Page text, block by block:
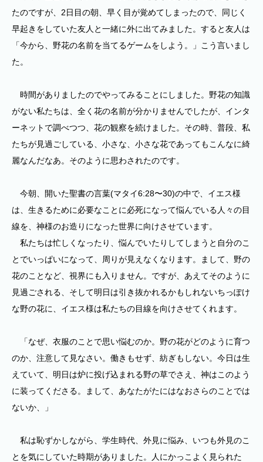
たのですが、2日目の朝、早く目が覚めてしまったので、同じく
早起きをしていた友人と一緒に外に出てみました。すると友人は
「今から、野花の名前を当てるゲームをしよう。」こう言いまし
た。
時間がありましたのでやってみることにしました。野花の知識
がない私たちは、全く花の名前が分かりませんでしたが、インタ
ーネットで調べつつ、花の観察を続けました。その時、普段、私
たちが見過ごしている、小さな、小さな花であってもこんなに綺
麗なんだなあ。そのように思わされたのです。
今朝、開いた聖書の言葉(マタイ6:28〜30)の中で、イエス様
は、生きるために必要なことに必死になって悩んでいる人々の目
線を、神様のお造りになった世界に向けさせています。
私たちは忙しくなったり、悩んでいたりしてしまうと自分のこ
とでいっぱいになって、周りが見えなくなります。まして、野の
花のことなど、視界にも入りません。ですが、あえてそのように
見過ごされる、そして明日は引き抜かれるかもしれないちっぽけ
な野の花に、イエス様は私たちの目線を向けさせてくれます。
「なぜ、衣服のことで思い悩むのか。野の花がどのように育つ
のか、注意して見なさい。働きもせず、紡ぎもしない。今日は生
えていて、明日は炉に投げ込まれる野の草でさえ、神はこのよう
に装ってくださる。まして、あなたがたにはなおさらのことでは
ないか、」
私は恥ずかしながら、学生時代、外見に悩み、いつも外見のこ
とを気にしていた時期がありました。人にかっこよく見られた